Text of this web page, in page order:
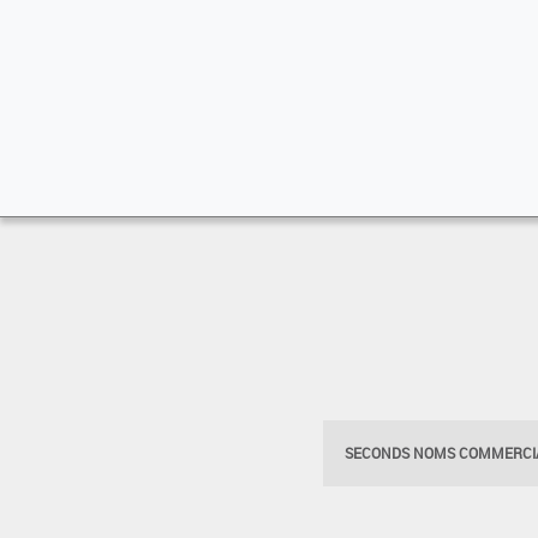
SECONDS NOMS